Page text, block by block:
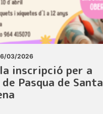
03/2026
inscripció per a
de Pasqua de Santa